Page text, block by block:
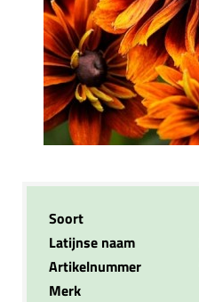
Soort
Latijnse naam
Artikelnummer
Merk